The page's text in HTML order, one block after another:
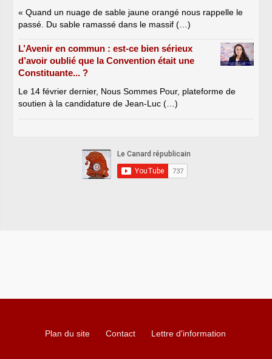
« Quand un nuage de sable jaune orangé nous rappelle le
passé. Du sable ramassé dans le massif (…)
L’Avenir en commun : est-ce bien sérieux
d’avoir oublié que la Convention était une
Constituante... ?
Le 14 février dernier, Nous Sommes Pour, plateforme de
soutien à la candidature de Jean-Luc (…)
Plan du site Contact Lettre d'information